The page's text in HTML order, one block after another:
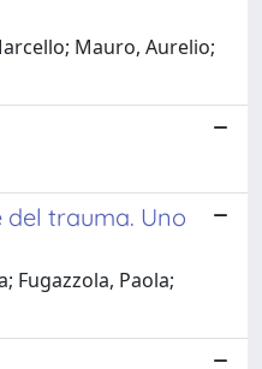
Mauro, Aurelio;
del trauma. Uno
Fugazzola, Paola;